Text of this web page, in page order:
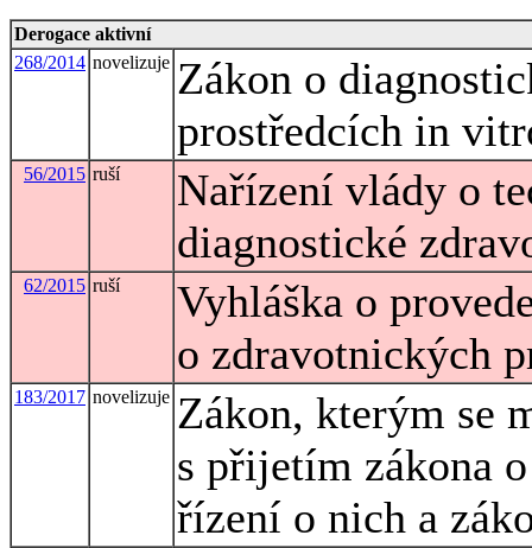
Derogace aktivní
268/2014 novelizuje Zákon o
prostředcích in
56/2015 ruší
Nařízení vlády o
diagnostické
62/2015 ruší
Vyhláška o
o zdravotnických
183/2017 novelizuje Zákon, kterým se
s přijetím zákona
řízení o nich a